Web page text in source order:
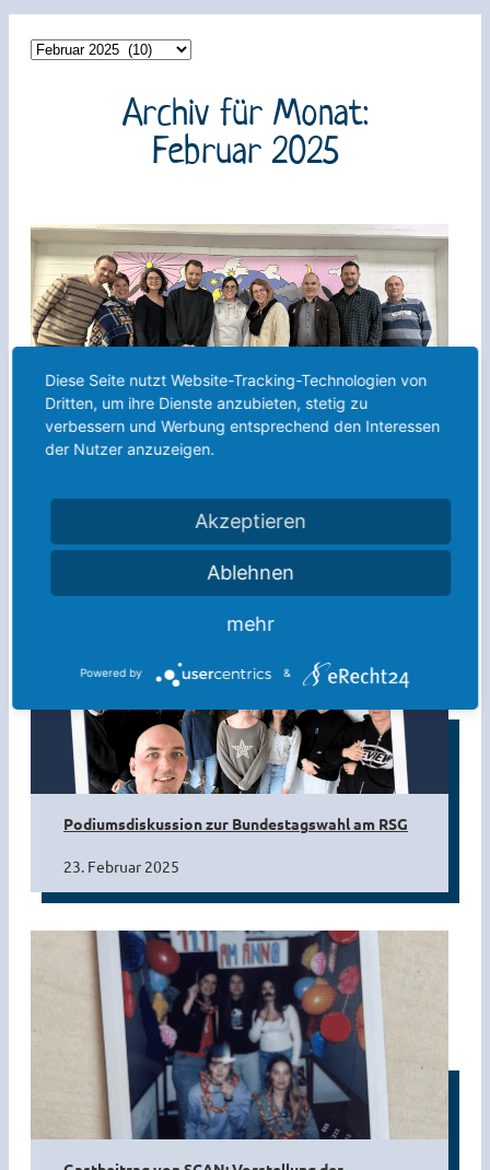
Archiv für Monat:
Februar 2025
Vernetzt für ein starkes Europa: Europaschule
Podiumsdiskussion zur Bundestagswahl am RSG
23. Februar 2025
Diese Seite nutzt Website-Tracking-Technologien von
Dritten, um ihre Dienste anzubieten, stetig zu
verbessern und Werbung entsprechend den Interessen
der Nutzer anzuzeigen.
Akzeptieren
Ablehnen
mehr
Powered by &